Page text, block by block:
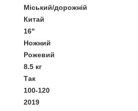
Міський/дорожній
Китай
16"
Ножний
Рожевий
8.5 кг
Так
100-120
2019